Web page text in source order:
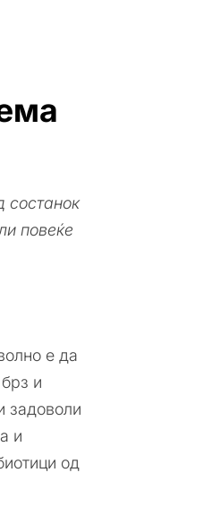
состанок
повеќе
е да
и
задоволи
и
од